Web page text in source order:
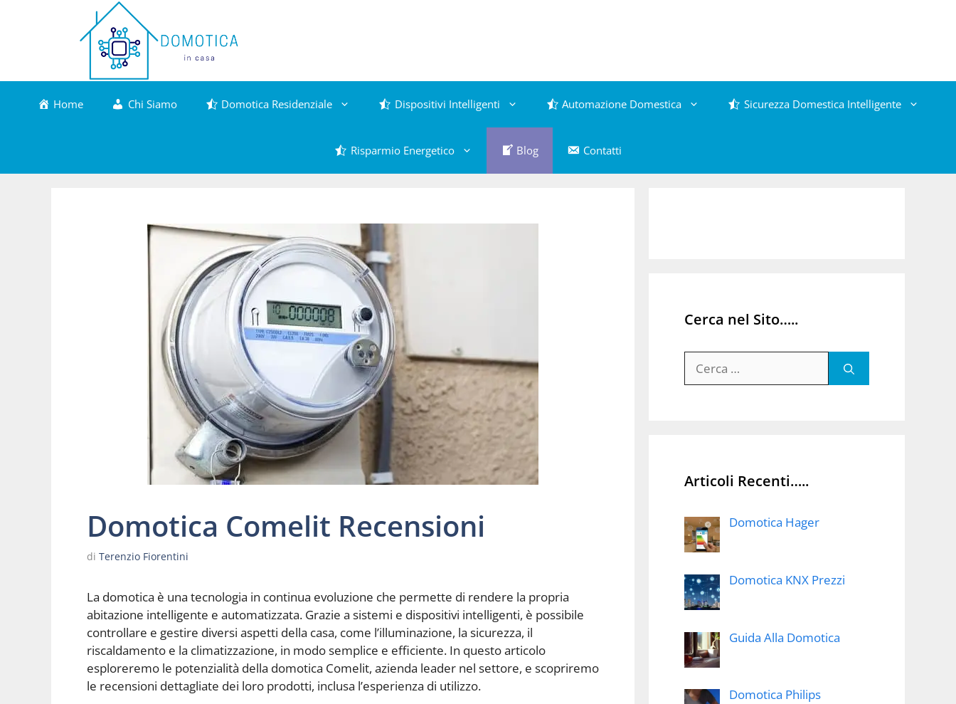
Home Chi Siamo Domotica Residenziale Dispositivi Intelligenti Automazione Domestica Sicurezza Domestica Intelligente
Risparmio Energetico Blog Contatti
Domotica Comelit Recensioni
di Terenzio Fiorentini
La domotica è una tecnologia in continua evoluzione che permette di rendere la propria
abitazione intelligente e automatizzata. Grazie a sistemi e dispositivi intelligenti, è possibile
controllare e gestire diversi aspetti della casa, come l’illuminazione, la sicurezza, il
riscaldamento e la climatizzazione, in modo semplice e efficiente. In questo articolo
esploreremo le potenzialità della domotica Comelit, azienda leader nel settore, e scopriremo
le recensioni dettagliate dei loro prodotti, inclusa l’esperienza di utilizzo.
Cerca nel Sito…..
per:
Articoli Recenti…..
Domotica Hager
Domotica KNX Prezzi
Guida Alla Domotica
Domotica Philips